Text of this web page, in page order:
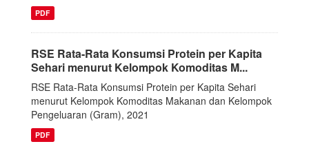
PDF
RSE Rata-Rata Konsumsi Protein per Kapita
Sehari menurut Kelompok Komoditas M...
RSE Rata-Rata Konsumsi Protein per Kapita Sehari
menurut Kelompok Komoditas Makanan dan Kelompok
Pengeluaran (Gram), 2021
PDF